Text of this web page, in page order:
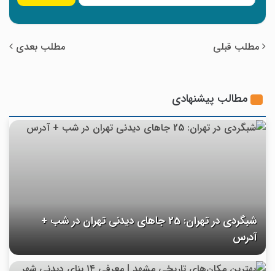
مطلب قبلی مطلب بعدی
مطالب پیشنهادی
شبگردی در تهران: 25 جاهای دیدنی تهران در شب +
آدرس